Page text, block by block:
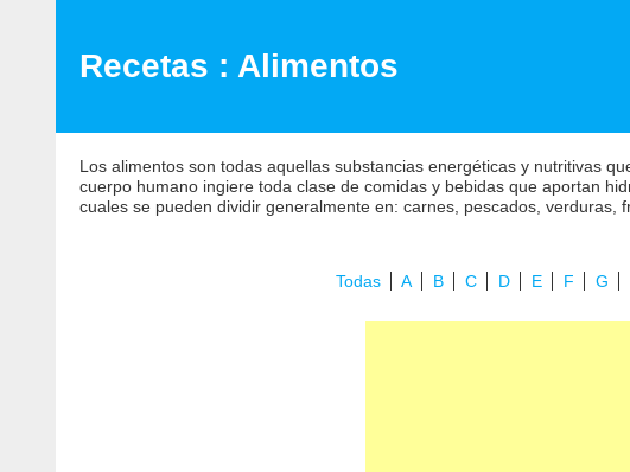
Recetas : Alimentos
Los alimentos son todas aquellas substancias energéticas y nutritivas
cuerpo humano ingiere toda clase de comidas y bebidas que aportan
cuales se pueden dividir generalmente en: carnes, pescados, verduras,
Todas A B C D E F G